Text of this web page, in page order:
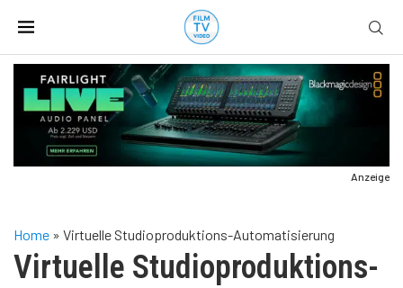
Anzeige
Home » Virtuelle Studioproduktions-Automatisierung
Virtuelle Studioproduktions-